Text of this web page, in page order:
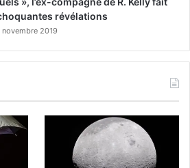
révélations
novembre 2019